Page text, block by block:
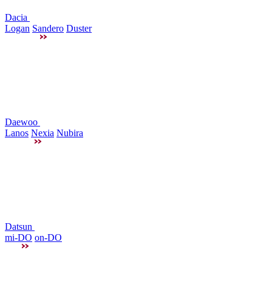
Dacia
Logan Sandero Duster
Daewoo
Lanos Nexia Nubira
Datsun
mi-DO on-DO